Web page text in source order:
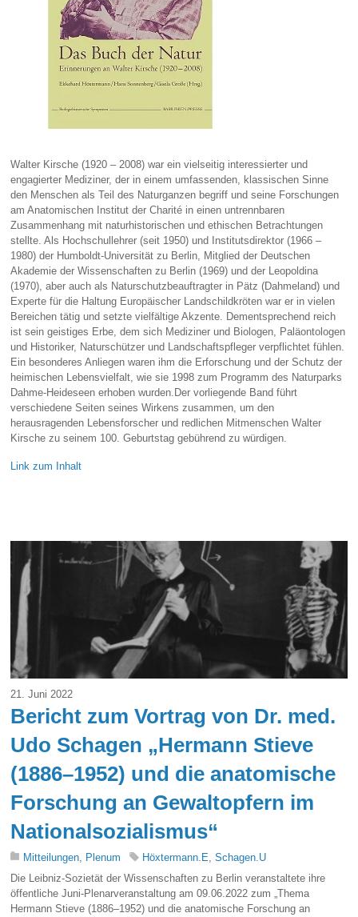
Walter Kirsche (1920 – 2008) war ein vielseitig interessierter und
engagierter Mediziner, der in einem umfassenden, klassischen Sinne
den Menschen als Teil des Naturganzen begriff und seine Forschungen
am Anatomischen Institut der Charité in einen untrennbaren
Zusammenhang mit naturhistorischen und ethischen Betrachtungen
stellte. Als Hochschullehrer (seit 1950) und Institutsdirektor (1966 –
1980) der Humboldt-Universität zu Berlin, Mitglied der Deutschen
Akademie der Wissenschaften zu Berlin (1969) und der Leopoldina
(1970), aber auch als Naturschutzbeauftragter in Pätz (Dahmeland) und
Experte für die Haltung Europäischer Landschildkröten war er in vielen
Bereichen tätig und setzte vielfältige Akzente. Dementsprechend reich
ist sein geistiges Erbe, dem sich Mediziner und Biologen, Paläontologen
und Historiker, Naturschützer und Landschaftspfleger verpflichtet fühlen.
Ein besonderes Anliegen waren ihm die Erforschung und der Schutz der
heimischen Lebensvielfalt, wie sie 1998 zum Programm des Naturparks
Dahme-Heideseen erhoben wurden.Der vorliegende Band führt
verschiedene Seiten seines Wirkens zusammen, um den
herausragenden Lebensforscher und redlichen Mitmenschen Walter
Kirsche zu seinem 100. Geburtstag gebührend zu würdigen.
Link zum Inhalt
21. Juni 2022
Bericht zum Vortrag von Dr. med.
Udo Schagen „Hermann Stieve
(1886–1952) und die anatomische
Forschung an Gewaltopfern im
Nationalsozialismus“
Mitteilungen, Plenum Höxtermann.E,Schagen.U
Die Leibniz-Sozietät der Wissenschaften zu Berlin veranstaltete ihre
öffentliche Juni-Plenarveranstaltung am 09.06.2022 zum „Thema
Hermann Stieve (1886–1952) und die anatomische Forschung an